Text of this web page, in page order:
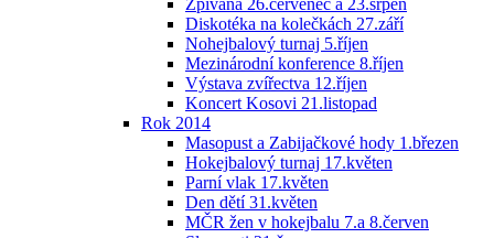
Zpívaná 26.červenec a 23.srpen
Diskotéka na kolečkách 27.září
Nohejbalový turnaj 5.říjen
Mezinárodní konference 8.říjen
Výstava zvířectva 12.říjen
Koncert Kosovi 21.listopad
Rok 2014
Masopust a Zabijačkové hody 1.březen
Hokejbalový turnaj 17.květen
Parní vlak 17.květen
Den dětí 31.květen
MČR žen v hokejbalu 7.a 8.červen